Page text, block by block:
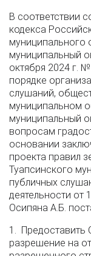
В соответствии
кодекса
муниципального
муниципальный
октября 2024 г.
порядке
слушаний,
муниципальном
муниципальный
вопросам
основании
проекта правил
Туапсинского
публичных
деятельности от
Осипяна А.Б.
1. Предоставить
разрешение на